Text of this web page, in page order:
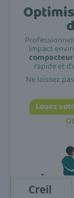
impact
rapide et
Ne laissez
Louez